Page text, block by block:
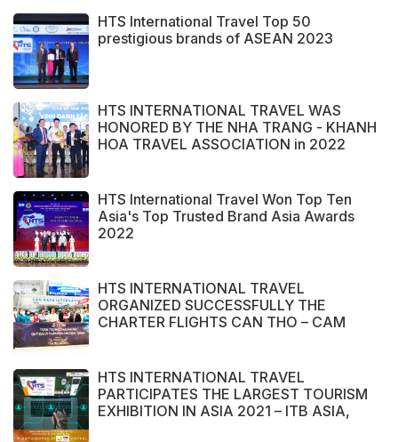
HTS International Travel Top 50
prestigious brands of ASEAN 2023
HTS INTERNATIONAL TRAVEL WAS
HONORED BY THE NHA TRANG - KHANH
HOA TRAVEL ASSOCIATION in 2022
HTS International Travel Won Top Ten
Asia's Top Trusted Brand Asia Awards
2022
HTS INTERNATIONAL TRAVEL
ORGANIZED SUCCESSFULLY THE
CHARTER FLIGHTS CAN THO – CAM
HTS INTERNATIONAL TRAVEL
PARTICIPATES THE LARGEST TOURISM
EXHIBITION IN ASIA 2021 – ITB ASIA,